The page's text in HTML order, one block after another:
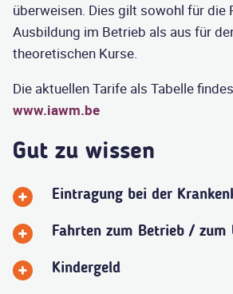
überweisen. Dies gilt sowohl für die
Ausbildung im Betrieb als aus für
theoretischen Kurse.
Die aktuellen Tarife als Tabelle
www.iawm.be
Gut zu wissen
Eintragung bei der
Fahrten zum Betrieb / zum
Kindergeld